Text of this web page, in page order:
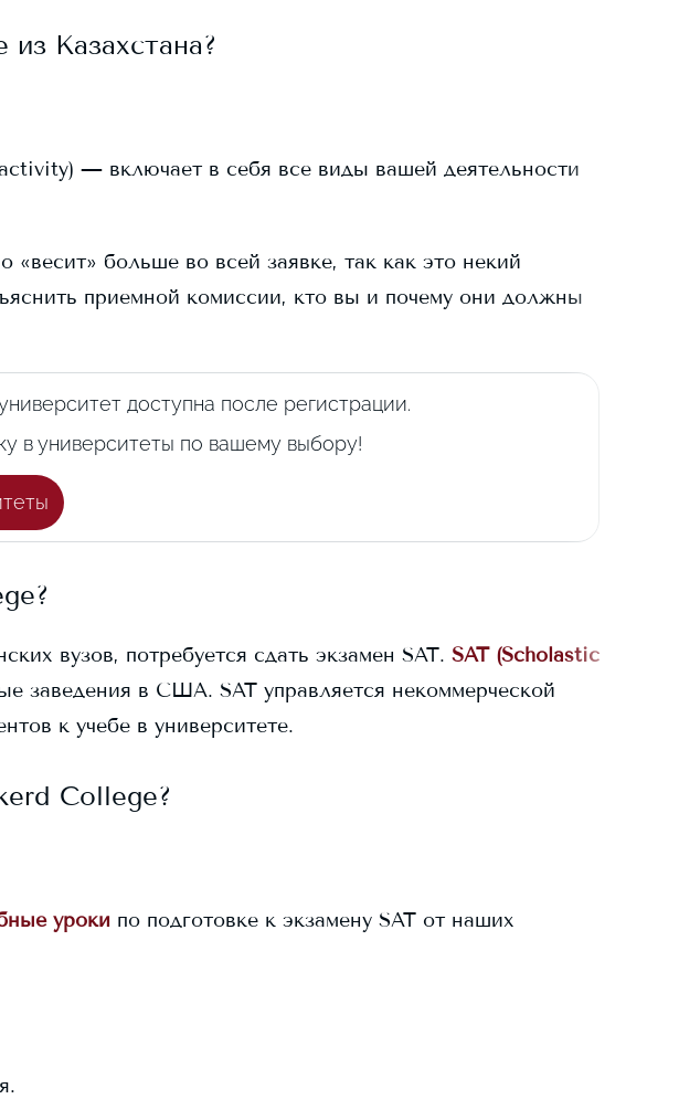
из Казахстана?
— включает в себя все виды вашей деятельности
больше во всей заявке, так как это некий
приемной комиссии, кто вы и почему они должны
доступна после регистрации.
в университеты по вашему выбору!
?
вузов, потребуется сдать экзамен SAT. SAT (Scholastic
заведения в США. SAT управляется некоммерческой
к учебе в университете.
College?
уроки по подготовке к экзамену SAT от наших